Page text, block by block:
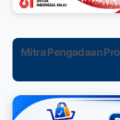
Mitra Pengadaan